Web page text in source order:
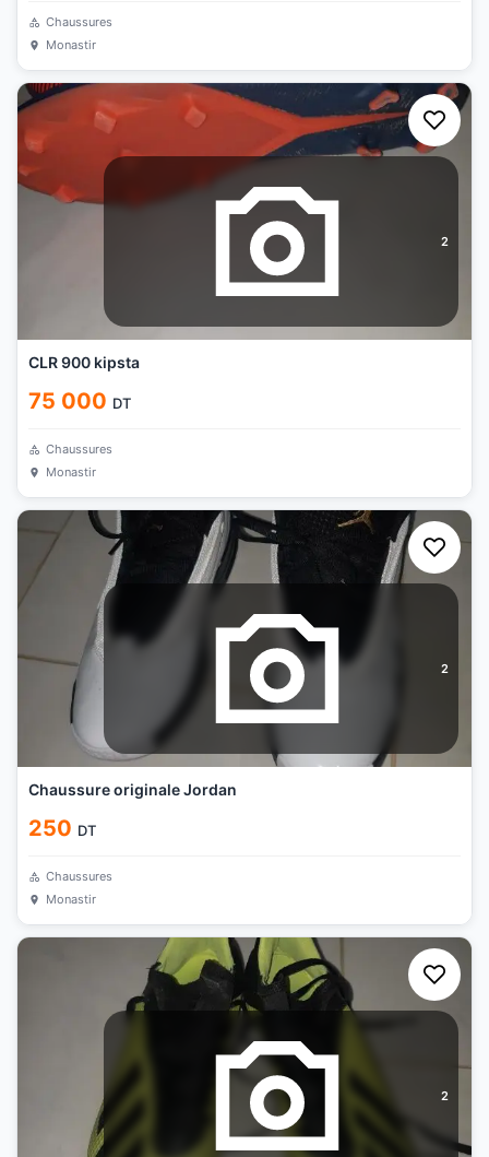
Chaussures
Monastir
2
CLR 900 kipsta
75 000 DT
Chaussures
Monastir
2
Chaussure originale Jordan
250 DT
Chaussures
Monastir
2